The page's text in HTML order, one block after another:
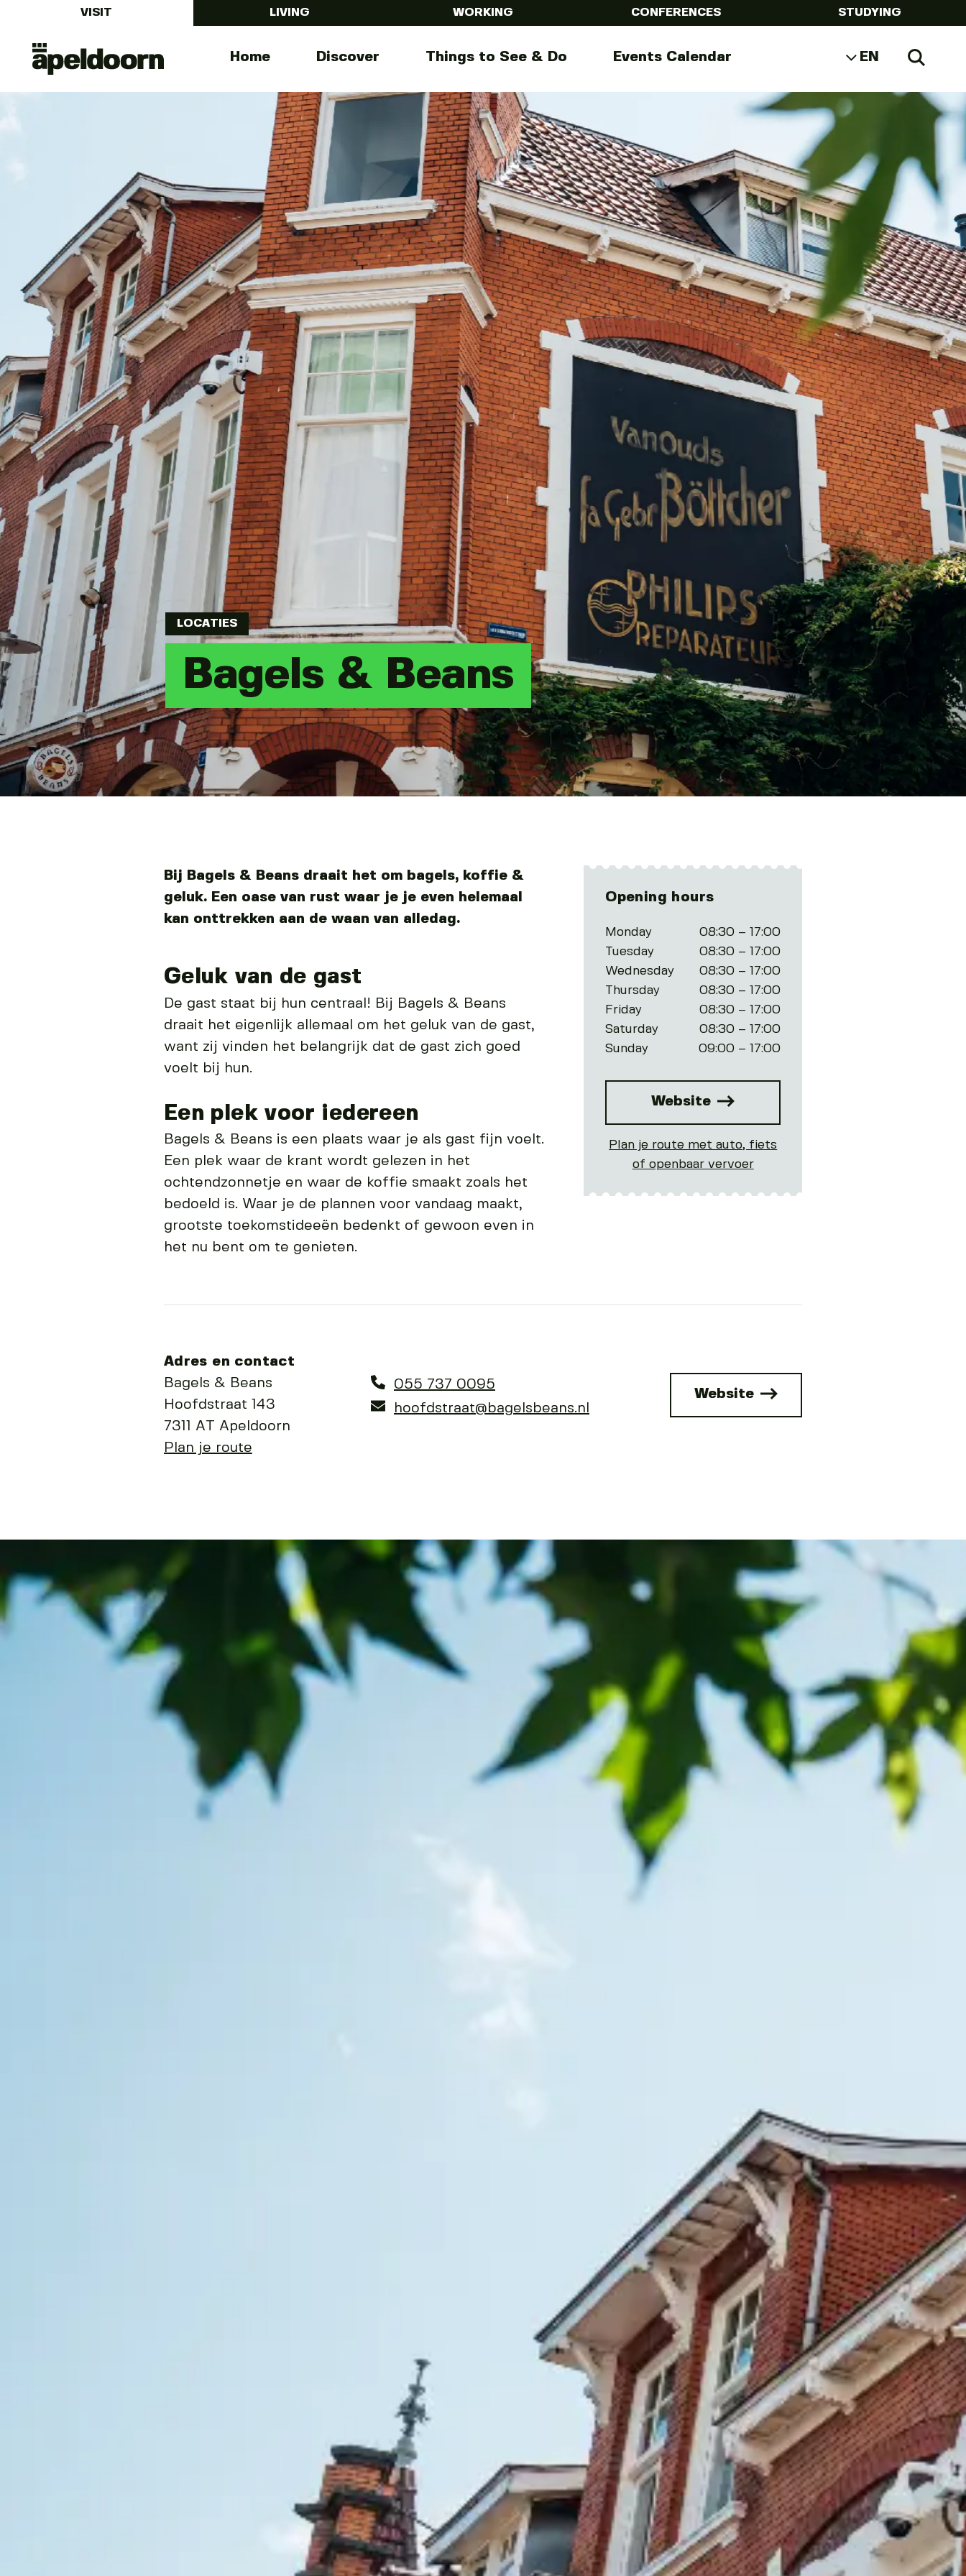
VISIT LIVING WORKING CONFERENCES STUDYING
Uit
Apeldoorn
MenuHome Discover Things to See & Do Events Calendar EN
DE
Search
LOCATIES
Bagels & Beans
Opening hours
Monday
08:30 – 17:00
Tuesday
08:30 – 17:00
Wednesday
08:30 – 17:00
Thursday
08:30 – 17:00
Friday
08:30 – 17:00
Saturday
08:30 – 17:00
Sunday
09:00 – 17:00
Website
Plan je route met auto, fiets
of openbaar vervoer
Bij Bagels & Beans draait het om bagels, koffie &
geluk. Een oase van rust waar je je even helemaal
kan onttrekken aan de waan van alledag.
Geluk van de gast
De gast staat bij hun centraal! Bij Bagels & Beans
draait het eigenlijk allemaal om het geluk van de gast,
want zij vinden het belangrijk dat de gast zich goed
voelt bij hun.
Een plek voor iedereen
Bagels & Beans is een plaats waar je als gast fijn voelt.
Een plek waar de krant wordt gelezen in het
ochtendzonnetje en waar de koffie smaakt zoals het
bedoeld is. Waar je de plannen voor vandaag maakt,
grootste toekomstideeën bedenkt of gewoon even in
het nu bent om te genieten.
Adres en contact
Bagels & Beans
Hoofdstraat 143
7311 AT Apeldoorn
Plan je route
055 737 0095
hoofdstraat@bagelsbeans.nl
Website